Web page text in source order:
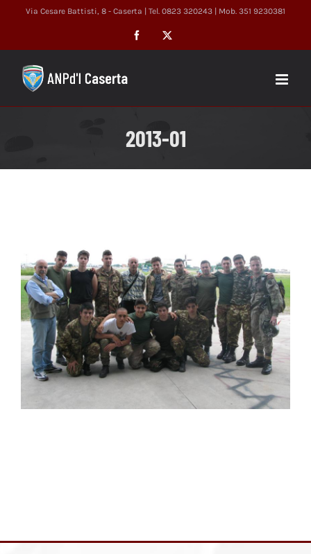
Via Cesare Battisti, 8 - Caserta | Tel. 0823 320243 | Mob. 351 9230381
Facebook
2013-01